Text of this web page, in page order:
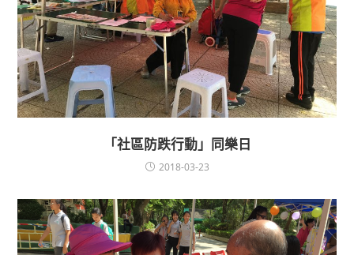
「社區防跌行動」同樂日
2018-03-23